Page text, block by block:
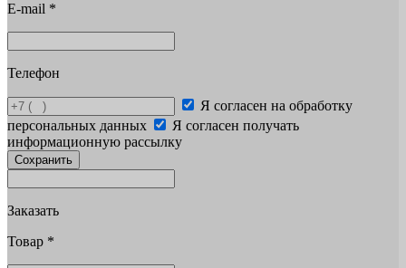
E-mail *
Телефон
Я согласен на обработку
персональных данных
Я согласен получать
информационную рассылку
Сохранить
Заказать
Товар *